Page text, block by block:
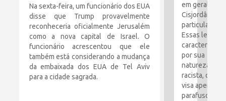
Na sexta-feira, um funcionário dos EUA
disse que Trump provavelmente
reconheceria oficialmente Jerusalém
como a nova capital de Israel. O
funcionário acrescentou que ele
também está considerando a mudança
da embaixada dos EUA de Tel Aviv
para a cidade sagrada.
em geral e à
Cisjordânia
particular.
Essas leis são
por sua
natureza
racista, que
visa apertar
parafusos e